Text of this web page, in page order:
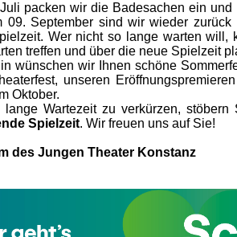
packen wir die Badesachen ein
09. September sind wir wieder zurück
Wer nicht so lange warten will,
treffen und über die neue Spielzeit
wünschen wir Ihnen schöne
unseren
Oktober.
lange Wartezeit zu verkürzen,
Spielzeit. Wir freuen uns auf Sie!
des Jungen Theater Konstanz